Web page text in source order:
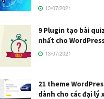
13/07/2021
9 Plugin tạo bài
nhất cho
13/07/2021
21 theme
dành cho các đại lý